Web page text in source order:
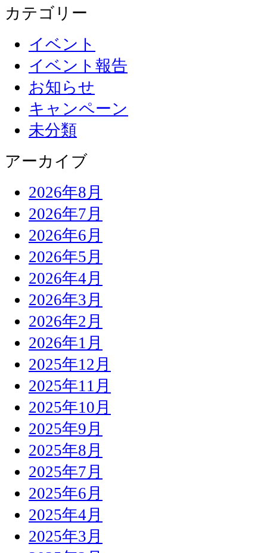
カテゴリー
イベント
イベント報告
お知らせ
キャンペーン
未分類
アーカイブ
2026年8月
2026年7月
2026年6月
2026年5月
2026年4月
2026年3月
2026年2月
2026年1月
2025年12月
2025年11月
2025年10月
2025年9月
2025年8月
2025年7月
2025年6月
2025年4月
2025年3月